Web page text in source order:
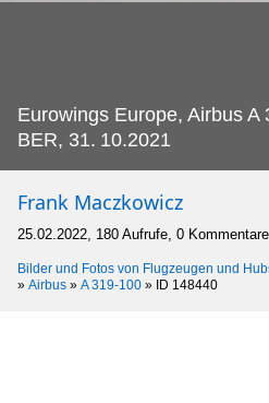
Eurowings Europe, Airbus A
BER, 31. 10.2021
Frank Maczkowicz
25.02.2022, 180 Aufrufe, 0 Kommentare
Bilder und Fotos von Flugzeugen und
» Airbus » A 319-100 » ID 148440